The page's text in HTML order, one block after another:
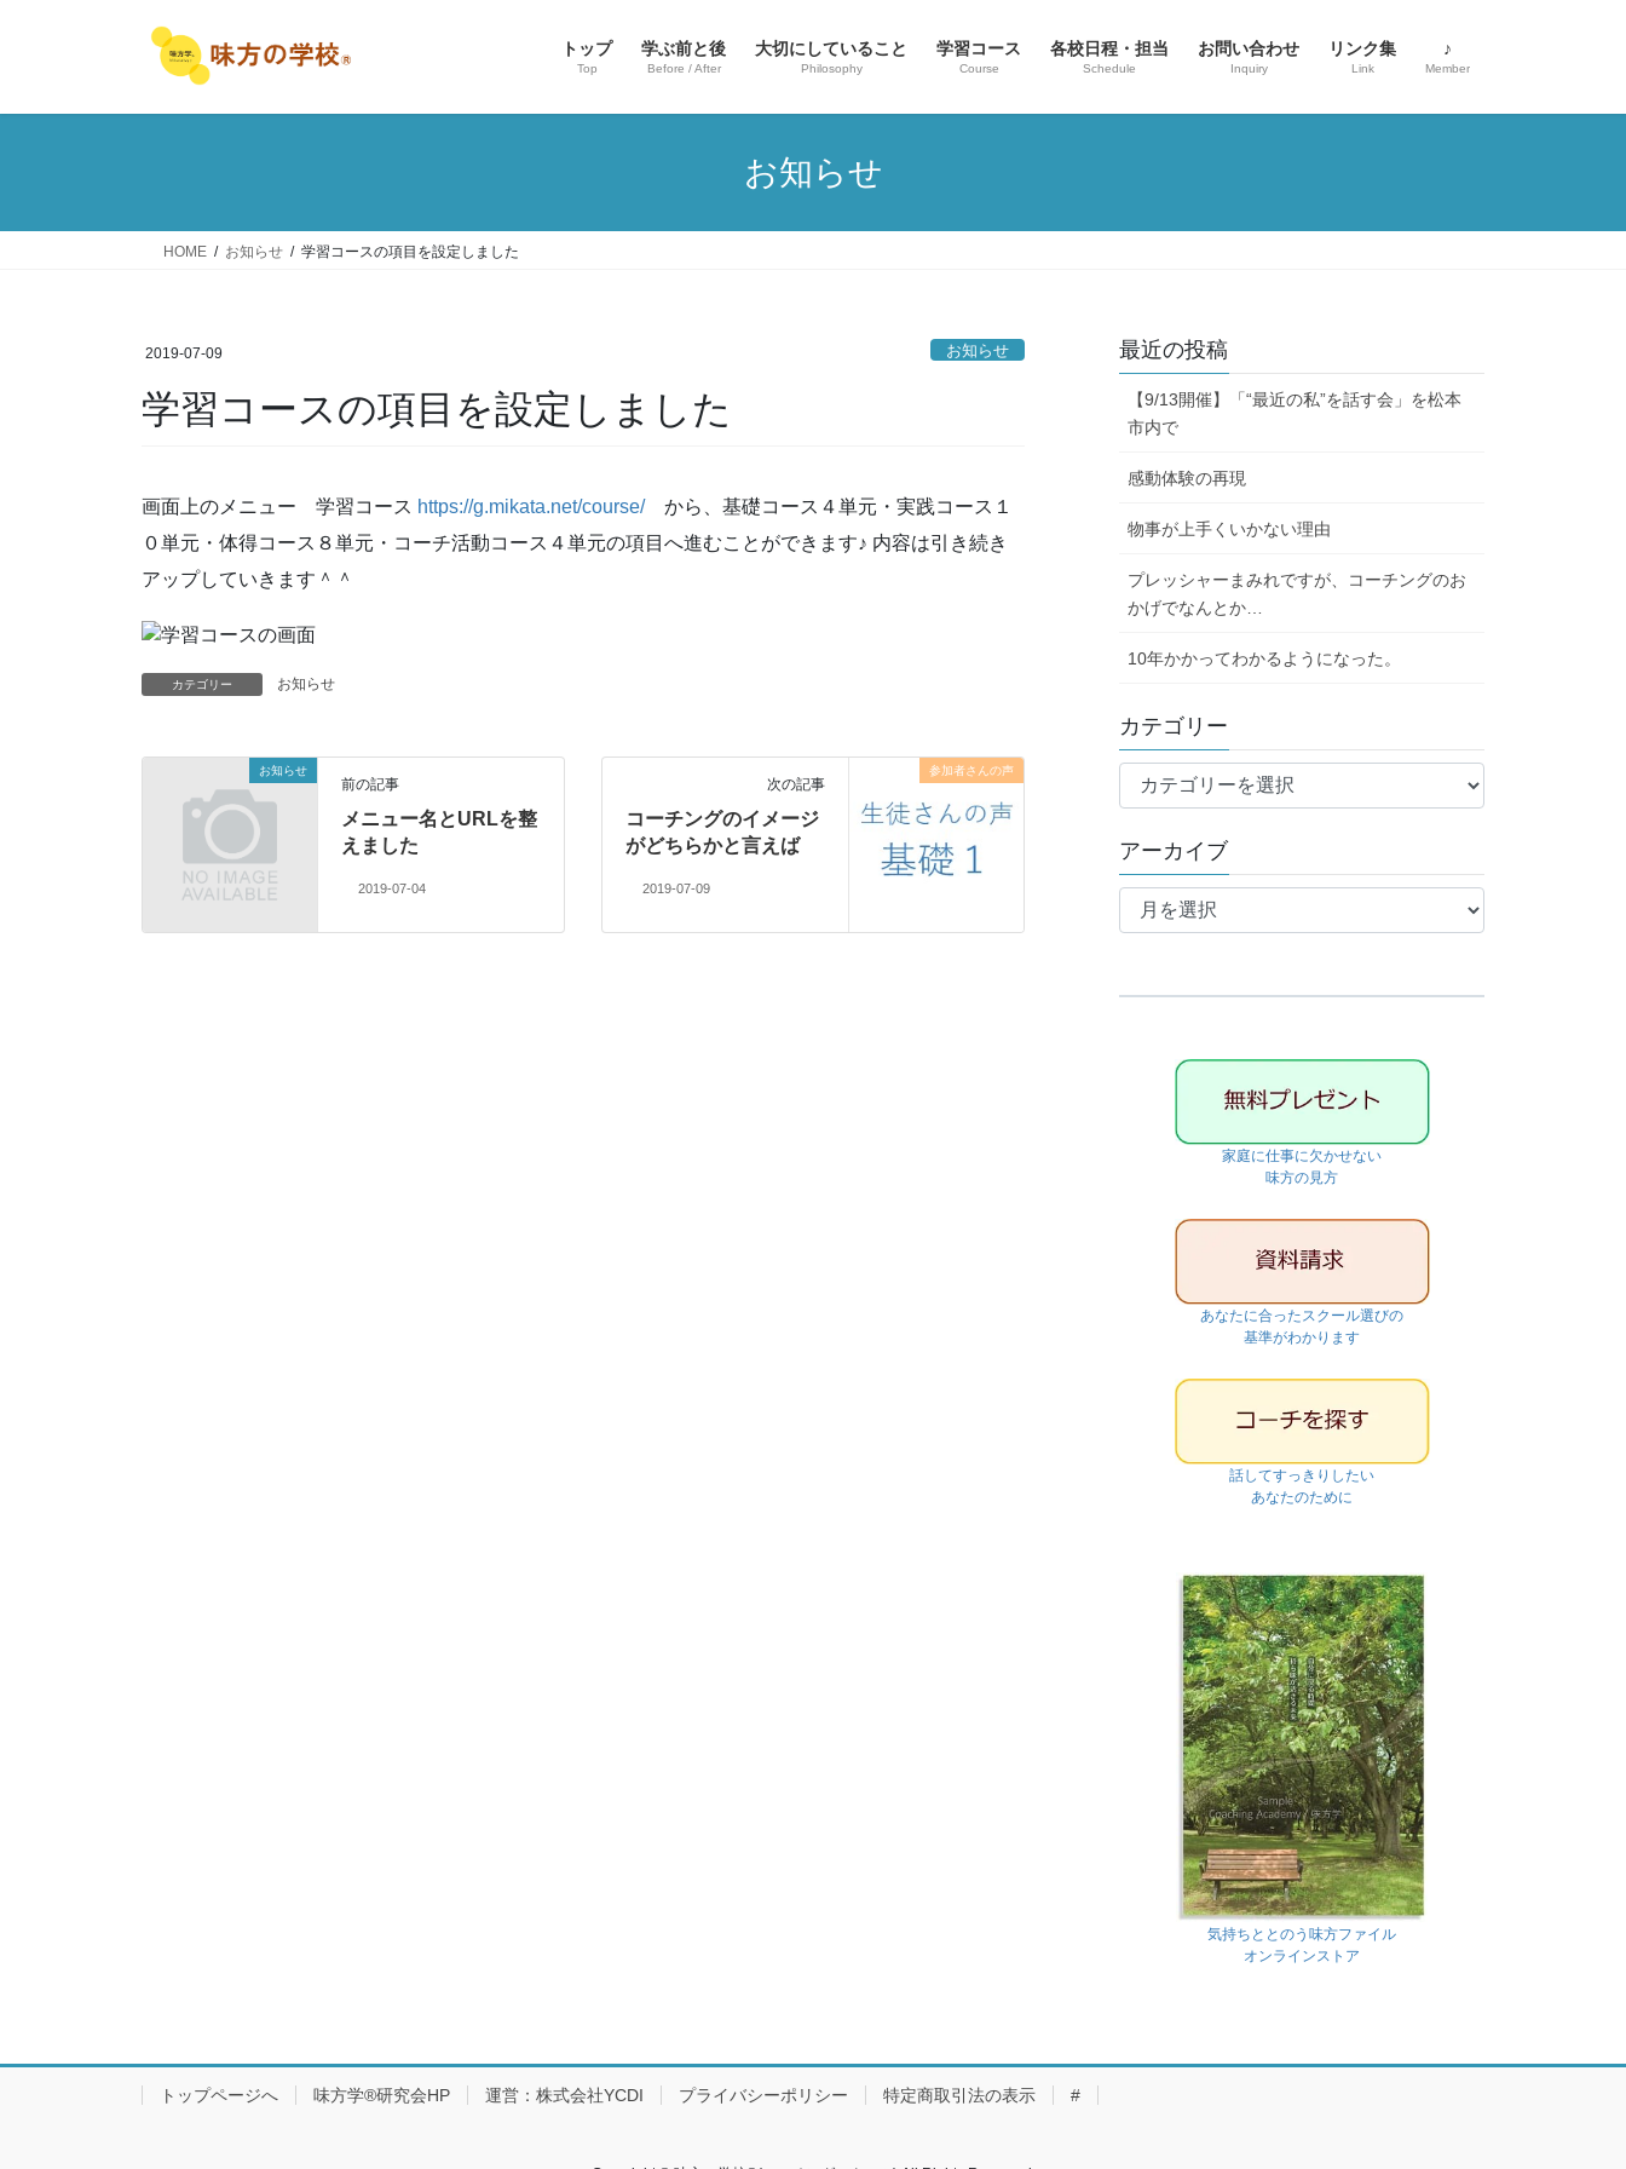
トップ
Top
学ぶ前と後
Before / After
大切にしていること
Philosophy
学習コース
Course
各校日程・担当
Schedule
お問い合わせ
Inquiry
リンク集
Link
♪
Member
お知らせ
HOME お知らせ 学習コースの項目を設定しました
2019-07-09 お知らせ
学習コースの項目を設定しました
画面上のメニュー 学習コース https://g.mikata.net/course/から、基礎コース４単元・実践コース１
０単元・体得コース８単元・コーチ活動コース４単元の項目へ進むことができます♪ 内容は引き続き
アップしていきます＾＾
カテゴリー お知らせ
お知らせ
前の記事
メニュー名とURLを整
えました
2019-07-04
参加者さんの声
次の記事
コーチングのイメージ
がどちらかと言えば
2019-07-09
最近の投稿
【9/13開催】「“最近の私”を話す会」を松本
市内で
感動体験の再現
物事が上手くいかない理由
プレッシャーまみれですが、コーチングのお
かげでなんとか…
10年かかってわかるようになった。
カテゴリー
テ
リ
ー
アーカイブ
ア
ブ
家庭に仕事に欠かせない
味方の見方
あなたに合ったスクール選びの
基準がわかります
話してすっきりしたい
あなたのために
気持ちととのう味方ファイル
オンラインストア
トップページへ 味方学®研究会HP 運営：株式会社YCDI プライバシーポリシー 特定商取引法の表示 #